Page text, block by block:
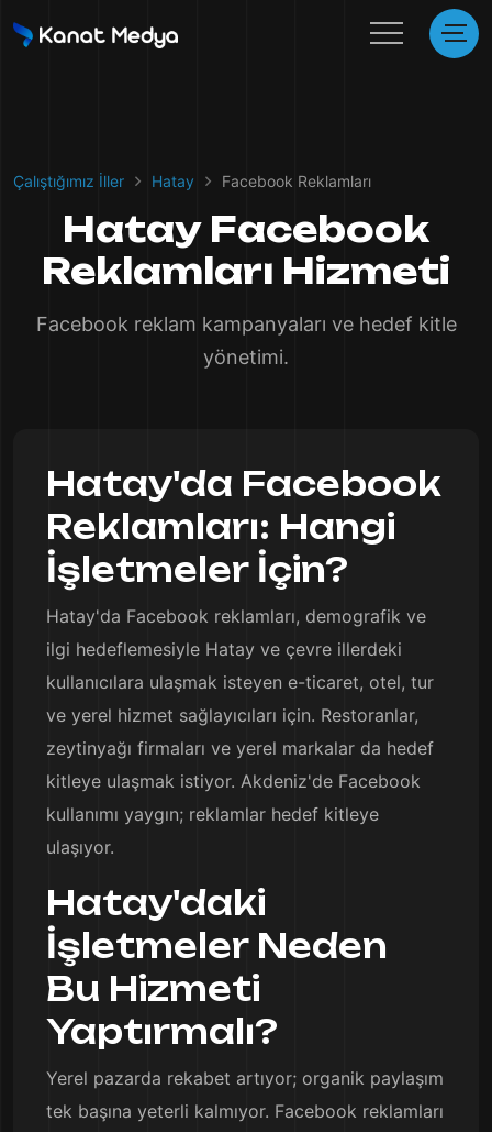
Çalıştığımız İller Hatay Facebook Reklamları
Hatay Facebook
Reklamları Hizmeti
Facebook reklam kampanyaları ve hedef kitle
yönetimi.
Hatay'da Facebook
Reklamları: Hangi
İşletmeler İçin?
Hatay'da Facebook reklamları, demografik ve
ilgi hedeflemesiyle Hatay ve çevre illerdeki
kullanıcılara ulaşmak isteyen e-ticaret, otel, tur
ve yerel hizmet sağlayıcıları için. Restoranlar,
zeytinyağı firmaları ve yerel markalar da hedef
kitleye ulaşmak istiyor. Akdeniz'de Facebook
kullanımı yaygın; reklamlar hedef kitleye
ulaşıyor.
Hatay'daki
İşletmeler Neden
Bu Hizmeti
Yaptırmalı?
Yerel pazarda rekabet artıyor; organik paylaşım
tek başına yeterli kalmıyor. Facebook reklamları